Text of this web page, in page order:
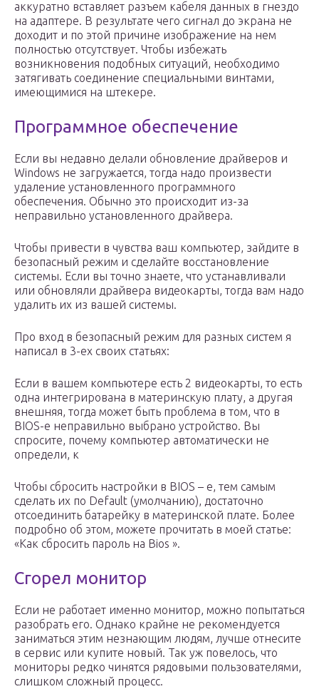
аккуратно вставляет разъем кабеля данных в гнездо
на адаптере. В результате чего сигнал до экрана не
доходит и по этой причине изображение на нем
полностью отсутствует. Чтобы избежать
возникновения подобных ситуаций, необходимо
затягивать соединение специальными винтами,
имеющимися на штекере.
Программное обеспечение
Если вы недавно делали обновление драйверов и
Windows не загружается, тогда надо произвести
удаление установленного программного
обеспечения. Обычно это происходит из-за
неправильно установленного драйвера.
Чтобы привести в чувства ваш компьютер, зайдите в
безопасный режим и сделайте восстановление
системы. Если вы точно знаете, что устанавливали
или обновляли драйвера видеокарты, тогда вам надо
удалить их из вашей системы.
Про вход в безопасный режим для разных систем я
написал в 3-ех своих статьях:
Если в вашем компьютере есть 2 видеокарты, то есть
одна интегрирована в материнскую плату, а другая
внешняя, тогда может быть проблема в том, что в
BIOS-е неправильно выбрано устройство. Вы
спросите, почему компьютер автоматически не
определи, к
Чтобы сбросить настройки в BIOS – е, тем самым
сделать их по Default (умолчанию), достаточно
отсоединить батарейку в материнской плате. Более
подробно об этом, можете прочитать в моей статье:
«Как сбросить пароль на Bios ».
Сгорел монитор
Если не работает именно монитор, можно попытаться
разобрать его. Однако крайне не рекомендуется
заниматься этим незнающим людям, лучше отнесите
в сервис или купите новый. Так уж повелось, что
мониторы редко чинятся рядовыми пользователями,
слишком сложный процесс.